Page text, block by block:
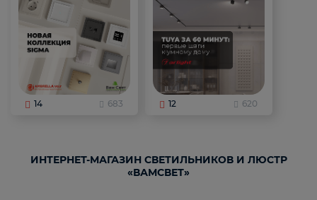
14 683 12 620
ИНТЕРНЕТ-МАГАЗИН СВЕТИЛЬНИКОВ И ЛЮСТР
«ВАМСВЕТ»